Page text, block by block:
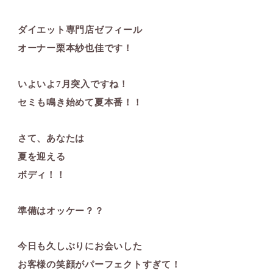
ダイエット専門店ゼフィール
オーナー栗本紗也佳です！
いよいよ7月突入ですね！
セミも鳴き始めて夏本番！！
さて、あなたは
夏を迎える
ボディ！！
準備はオッケー？？
今日も久しぶりにお会いした
お客様の笑顔がパーフェクトすぎて！